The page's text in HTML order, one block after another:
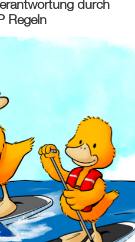
durch
Regeln